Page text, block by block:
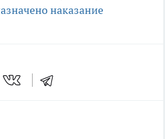
наказание